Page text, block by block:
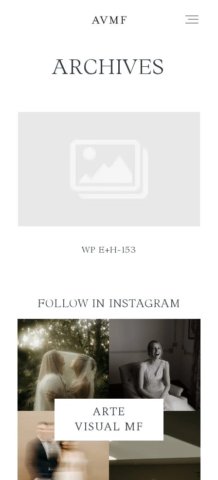
PORTAFOLIO
ARCHIVES
WP E+H-153
FOLLOW IN INSTAGRAM
ARTE
VISUAL MF